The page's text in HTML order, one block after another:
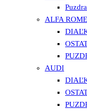
Puzdra
ALFA
AUDI